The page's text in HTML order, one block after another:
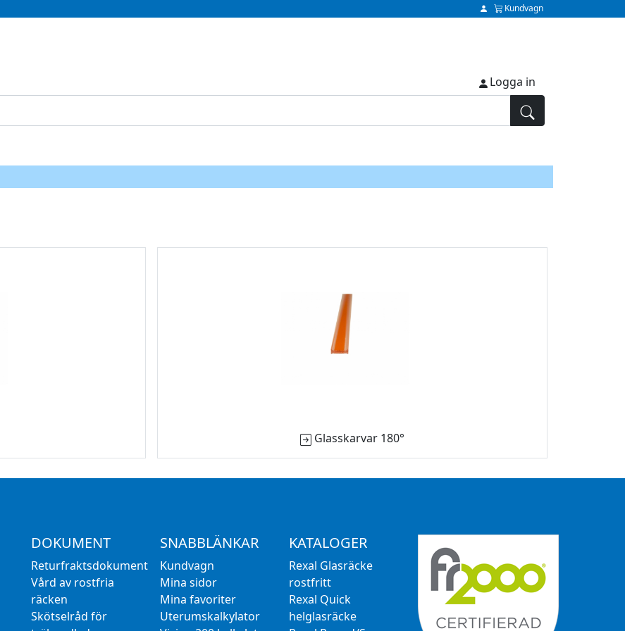
Kundvagn
Logga in
Glasskarvar 180°
DOKUMENT
Returfraktsdokument
Vård av rostfria
räcken
Skötselråd för
SNABBLÄNKAR
Kundvagn
Mina sidor
Mina favoriter
Uterumskalkylator
KATALOGER
Rexal Glasräcke
rostfritt
Rexal Quick
helglasräcke